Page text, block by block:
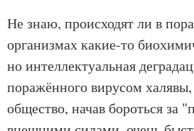
Не знаю, происходят ли в
организмах какие-то
но интеллектуальная
поражённого вирусом
общество, начав бороться за